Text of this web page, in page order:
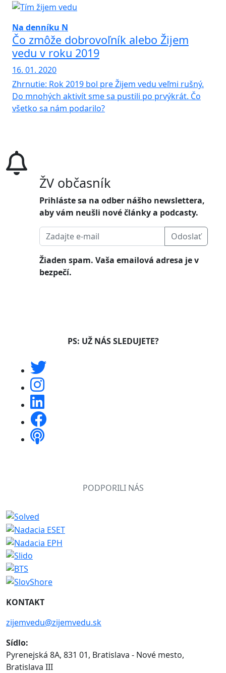
Na denníku N
Čo zmôže dobrovoľník alebo Žijem
vedu v roku 2019
16. 01. 2020
Zhrnutie: Rok 2019 bol pre Žijem vedu veľmi rušný.
Do mnohých aktivít sme sa pustili po prvýkrát. Čo
všetko sa nám podarilo?
ŽV občasník
Prihláste sa na odber nášho newslettera,
aby vám neušli nové články a podcasty.
Odoslať
Žiaden spam. Vaša emailová adresa je v
bezpečí.
PS: UŽ NÁS SLEDUJETE?
PODPORILI NÁS
KONTAKT
zijemvedu@zijemvedu.sk
Sídlo:
Pyrenejská 8A, 831 01, Bratislava - Nové mesto,
Bratislava III